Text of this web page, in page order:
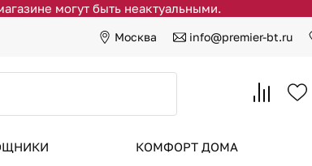
могут быть неактуальными.
Москва info@premier-bt.ru
КОМФОРТ ДОМА